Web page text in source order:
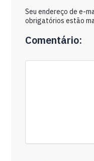
Seu endereço de e-
obrigatórios estão
Comentário: